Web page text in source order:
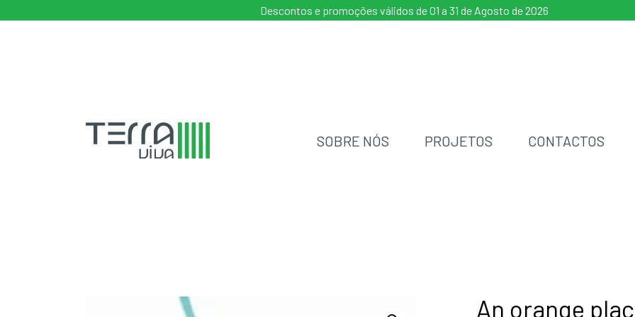
Descontos e promoções válidos de 01 a 31 de Agosto de 2026
SOBRE NÓS PROJETOS CONTACTOS
An orange